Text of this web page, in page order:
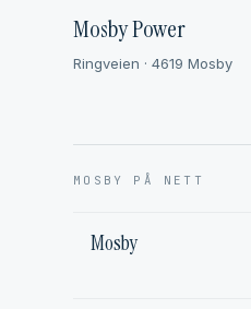
Mosby Power
Ringveien · 4619 Mosby
MOSBY PÅ NETT
Mosby